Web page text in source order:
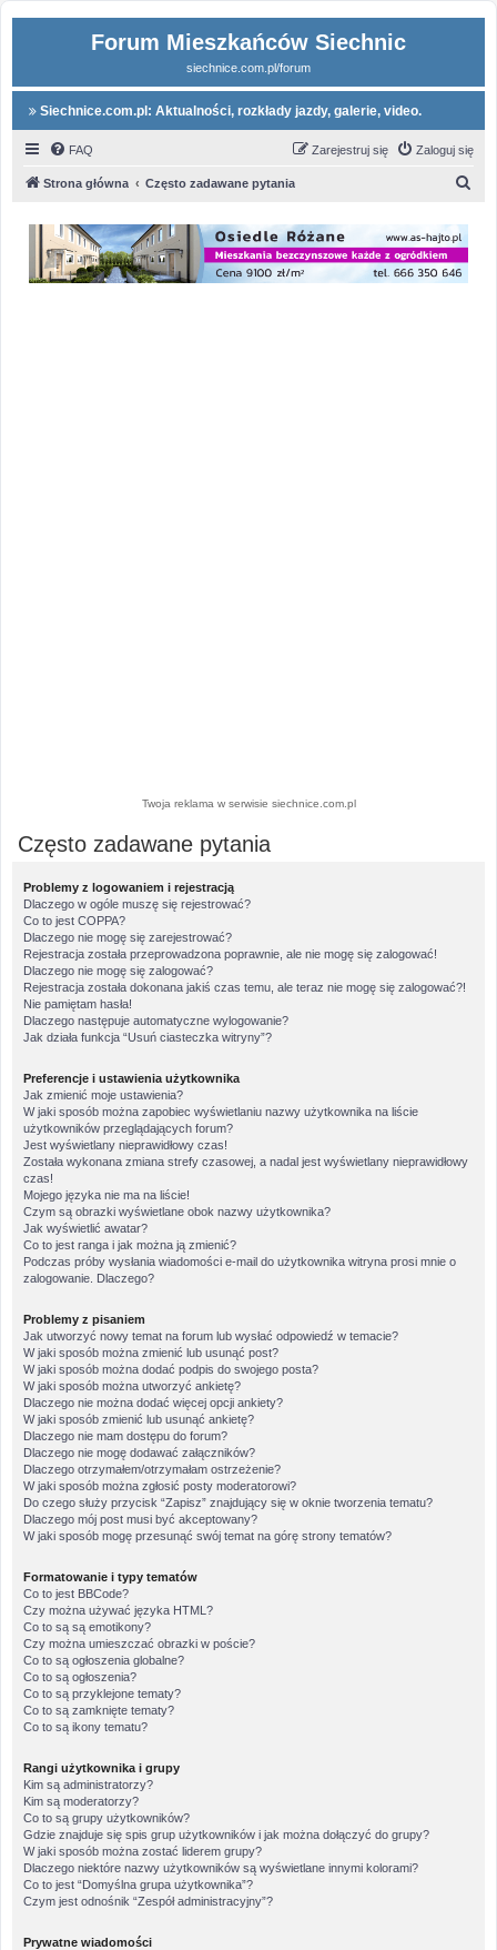
Forum Mieszkańców Siechnic
siechnice.com.pl/forum
Siechnice.com.pl: Aktualności, rozkłady jazdy, galerie, video.
FAQ Zaloguj się
Zarejestruj się
Strona główna Często zadawane pytania
Twoja reklama w serwisie siechnice.com.pl
Często zadawane pytania
Problemy z logowaniem i rejestracją
Dlaczego w ogóle muszę się rejestrować?
Co to jest COPPA?
Dlaczego nie mogę się zarejestrować?
Rejestracja została przeprowadzona poprawnie, ale nie mogę się zalogować!
Dlaczego nie mogę się zalogować?
Rejestracja została dokonana jakiś czas temu, ale teraz nie mogę się zalogować?!
Nie pamiętam hasła!
Dlaczego następuje automatyczne wylogowanie?
Jak działa funkcja “Usuń ciasteczka witryny”?
Preferencje i ustawienia użytkownika
Jak zmienić moje ustawienia?
W jaki sposób można zapobiec wyświetlaniu nazwy użytkownika na liście
użytkowników przeglądających forum?
Jest wyświetlany nieprawidłowy czas!
Została wykonana zmiana strefy czasowej, a nadal jest wyświetlany nieprawidłowy
czas!
Mojego języka nie ma na liście!
Czym są obrazki wyświetlane obok nazwy użytkownika?
Jak wyświetlić awatar?
Co to jest ranga i jak można ją zmienić?
Podczas próby wysłania wiadomości e-mail do użytkownika witryna prosi mnie o
zalogowanie. Dlaczego?
Problemy z pisaniem
Jak utworzyć nowy temat na forum lub wysłać odpowiedź w temacie?
W jaki sposób można zmienić lub usunąć post?
W jaki sposób można dodać podpis do swojego posta?
W jaki sposób można utworzyć ankietę?
Dlaczego nie można dodać więcej opcji ankiety?
W jaki sposób zmienić lub usunąć ankietę?
Dlaczego nie mam dostępu do forum?
Dlaczego nie mogę dodawać załączników?
Dlaczego otrzymałem/otrzymałam ostrzeżenie?
W jaki sposób można zgłosić posty moderatorowi?
Do czego służy przycisk “Zapisz” znajdujący się w oknie tworzenia tematu?
Dlaczego mój post musi być akceptowany?
W jaki sposób mogę przesunąć swój temat na górę strony tematów?
Formatowanie i typy tematów
Co to jest BBCode?
Czy można używać języka HTML?
Co to są są emotikony?
Czy można umieszczać obrazki w poście?
Co to są ogłoszenia globalne?
Co to są ogłoszenia?
Co to są przyklejone tematy?
Co to są zamknięte tematy?
Co to są ikony tematu?
Rangi użytkownika i grupy
Kim są administratorzy?
Kim są moderatorzy?
Co to są grupy użytkowników?
Gdzie znajduje się spis grup użytkowników i jak można dołączyć do grupy?
W jaki sposób można zostać liderem grupy?
Dlaczego niektóre nazwy użytkowników są wyświetlane innymi kolorami?
Co to jest “Domyślna grupa użytkownika”?
Czym jest odnośnik “Zespół administracyjny”?
Prywatne wiadomości